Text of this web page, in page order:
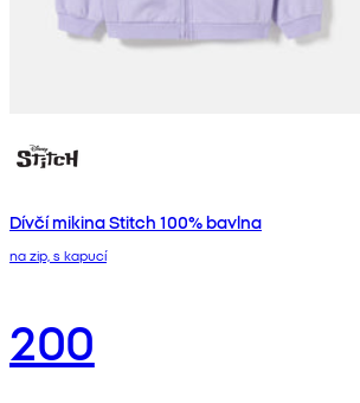
Dívčí mikina Stitch 100% bavlna
na zip, s kapucí
200